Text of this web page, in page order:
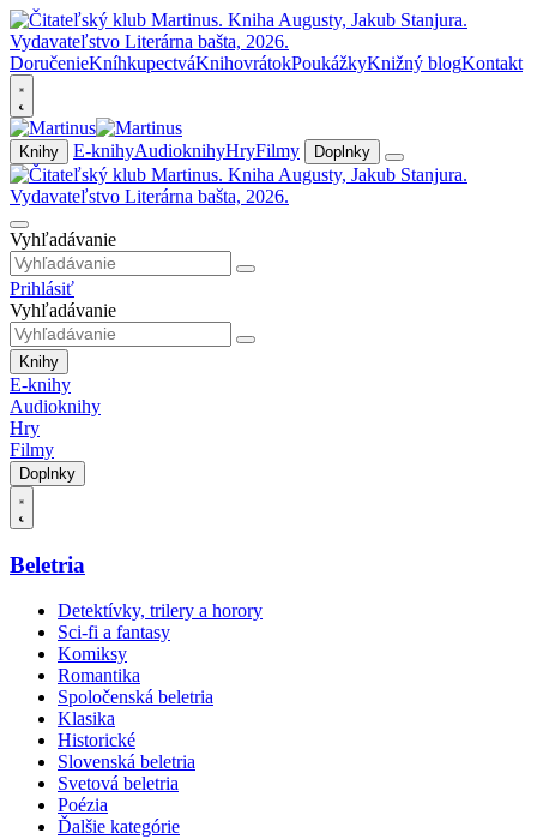
DoručenieKníhkupectváKnihovrátokPoukážkyKnižný blogKontakt
Knihy E-knihyAudioknihyHryFilmy Doplnky
Vyhľadávanie
Prihlásiť
Vyhľadávanie
Knihy
E-knihy
Audioknihy
Hry
Filmy
Doplnky
Beletria
Detektívky, trilery a horory
Sci-fi a fantasy
Komiksy
Romantika
Spoločenská beletria
Klasika
Historické
Slovenská beletria
Svetová beletria
Poézia
Ďalšie kategórie